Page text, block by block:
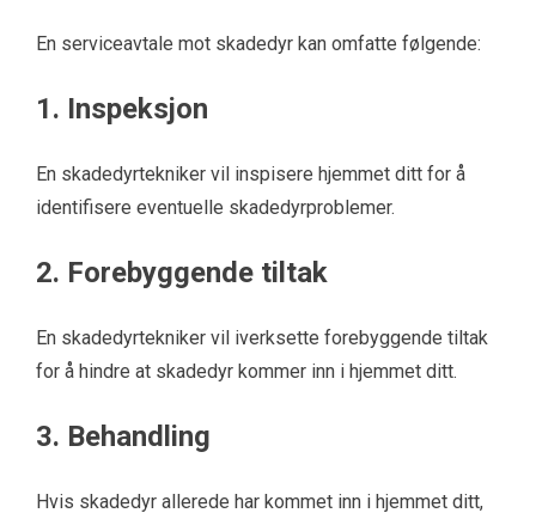
En serviceavtale mot skadedyr kan omfatte følgende:
1. Inspeksjon
En skadedyrtekniker vil inspisere hjemmet ditt for å
identifisere eventuelle skadedyrproblemer.
2. Forebyggende tiltak
En skadedyrtekniker vil iverksette forebyggende tiltak
for å hindre at skadedyr kommer inn i hjemmet ditt.
3. Behandling
Hvis skadedyr allerede har kommet inn i hjemmet ditt,